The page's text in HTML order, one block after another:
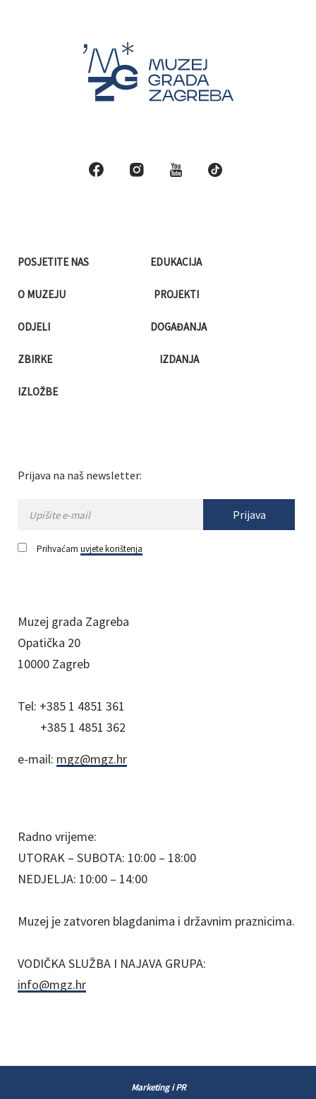
POSJETITE NAS
O MUZEJU
ODJELI
ZBIRKE
IZLOŽBE
EDUKACIJA
PROJEKTI
DOGAĐANJA
IZDANJA
Prijava na naš newsletter:
Prijava
Prihvaćam uvjete korištenja
Muzej grada Zagreba
Opatička 20
10000 Zagreb
Tel: +385 1 4851 361
+385 1 4851 362
e-mail: mgz@mgz.hr
Radno vrijeme:
UTORAK – SUBOTA: 10:00 – 18:00
NEDJELJA: 10:00 – 14:00
Muzej je zatvoren blagdanima i državnim praznicima.
VODIČKA SLUŽBA I NAJAVA GRUPA:
info@mgz.hr
Marketing i PR